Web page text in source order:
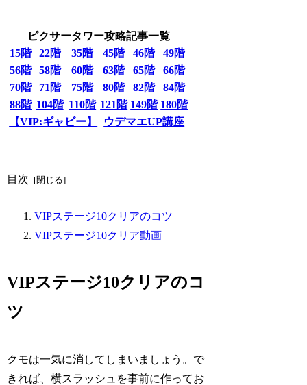
ピクサータワー攻略記事一覧
15階
22階 35階 45階 46階
49階
56階
58階 60階 63階 65階
66階
70階
71階 75階 80階 82階
84階
88階 104階 110階 121階 149階 180階
【VIP:ギャビー】
ウデマエUP講座
目次
VIPステージ10クリアのコツ
VIPステージ10クリア動画
VIPステージ10クリアのコ
ツ
クモは一気に消してしまいましょう。で
きれば、横スラッシュを事前に作ってお